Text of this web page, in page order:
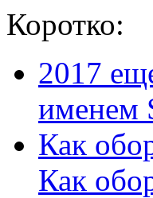
Коротко:
2017
именем
Как
Как